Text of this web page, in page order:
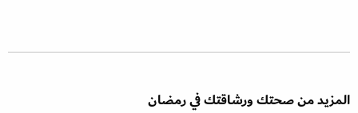
المزيد من صحتك ورشاقتك في رمضان